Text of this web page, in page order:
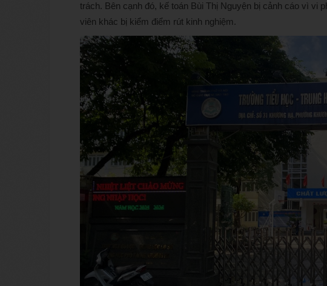
trách. Bên cạnh đó, kế toán Bùi Thị Nguyện bị cảnh cáo vì vi
viên khác bị kiểm điểm rút kinh nghiệm.